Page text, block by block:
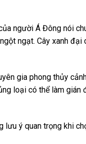
người Á Đông nói
ngạt. Cây xanh
gia phong thủy
loại có thể làm gián
lưu ý quan trọng khi